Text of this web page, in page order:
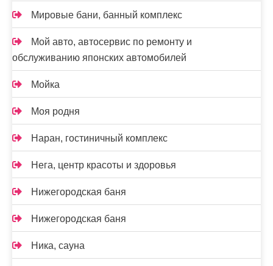
Мировые бани, банный комплекс
Мой авто, автосервис по ремонту и
обслуживанию японских автомобилей
Мойка
Моя родня
Наран, гостиничный комплекс
Нега, центр красоты и здоровья
Нижегородская баня
Нижегородская баня
Ника, сауна